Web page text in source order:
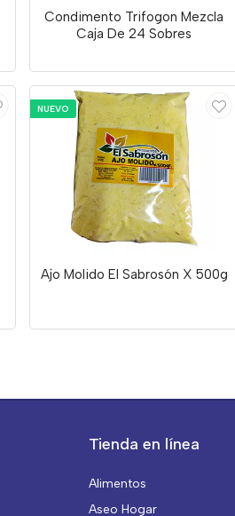
Condimento Trifogon Mezcla
Caja De 24 Sobres
NUEVO
Ajo Molido El Sabrosón X 500g
Tienda en línea
Alimentos
Aseo Hogar